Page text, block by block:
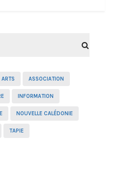
ARTS ASSOCIATION
INFORMATION
NOUVELLE CALÉDONIE
TAPIE